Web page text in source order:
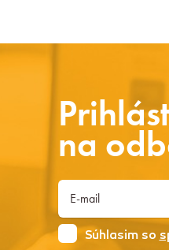
na
Súhlasim so